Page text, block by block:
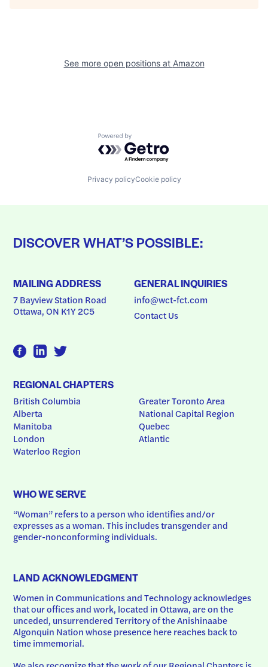
See more open positions at Amazon
Powered by Getro.com
Privacy policyCookie policy
DISCOVER WHAT’S POSSIBLE:
MAILING ADDRESS
7 Bayview Station Road
Ottawa, ON K1Y 2C5
GENERAL INQUIRIES
info@wct-fct.com
Contact Us
REGIONAL CHAPTERS
British Columbia
Alberta
Manitoba
London
Waterloo Region
Greater Toronto Area
National Capital Region
Quebec
Atlantic
WHO WE SERVE
“Woman” refers to a person who identifies and/or
expresses as a woman. This includes transgender and
gender-nonconforming individuals.
LAND ACKNOWLEDGMENT
Women in Communications and Technology acknowledges
that our offices and work, located in Ottawa, are on the
unceded, unsurrendered Territory of the Anishinaabe
Algonquin Nation whose presence here reaches back to
time immemorial.